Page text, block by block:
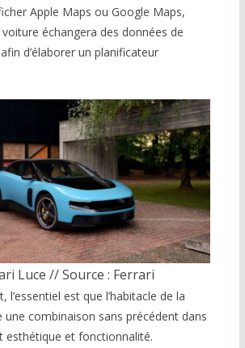
Apple Maps ou Google Maps,
échangera des données de
d’élaborer un planificateur
Luce // Source : Ferrari
l’essentiel est que l’habitacle de la
une combinaison sans précédent dans
esthétique et fonctionnalité.